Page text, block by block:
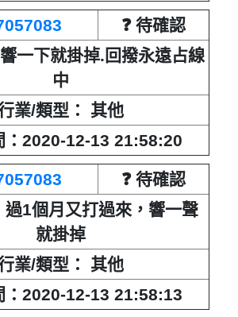
：2021-03-26 17:46:34
❓ 待確認
：這好像是詐騙電話
業/類型： 其他
：2021-01-19 16:44:10
❓ 待確認
內容：最近一直看到
業/類型： 其他
：2021-01-14 02:30:57
❓ 待確認
一下就掛掉.回撥永遠占線
中
業/類型： 其他
：2020-12-13 21:58:20
❓ 待確認
過1個月又打過來，響一聲
就掛掉
業/類型： 其他
：2020-12-13 21:58:13